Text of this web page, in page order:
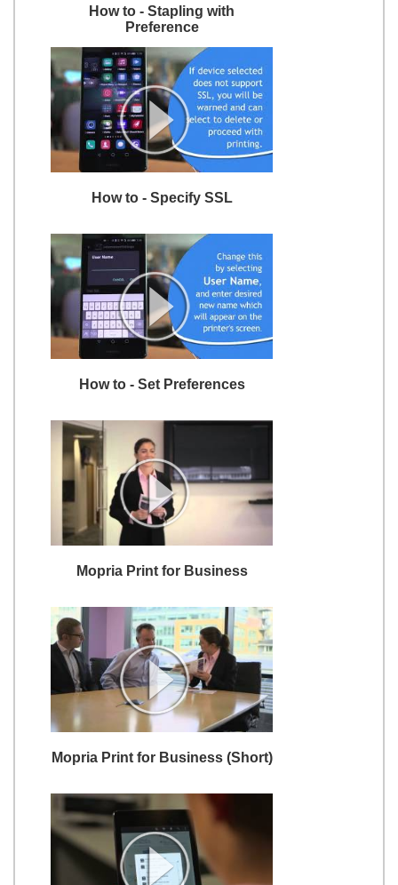
How to - Stapling with
Preference
How to - Specify SSL
How to - Set Preferences
Mopria Print for Business
Mopria Print for Business (Short)